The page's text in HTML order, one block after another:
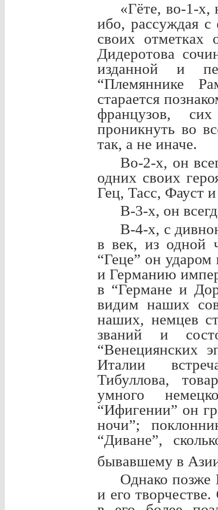
«Гёте, во-1-х,
ибо, рассуждая
своих отметках
Дидеротова
изданной и
“Племяннике
старается
французов,
проникнуть во
так, а не иначе.
Во-2-х, он
одних своих
Гец, Тасс, Фауст
В-3-х, он
В-4-х, с
в век, из одной
“Геце” он
и Германию
в “Германе и
видим наших
наших, немцев
званий и
“Венециянских
Италии
Тибуллова,
умного
“Ифигении” он
ночи”;
“Диване”,
бывавшему в
Однако позже
и его